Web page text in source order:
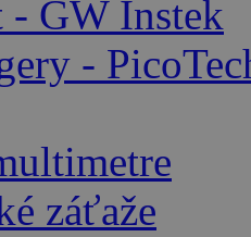
- GW Instek
-
záťaže